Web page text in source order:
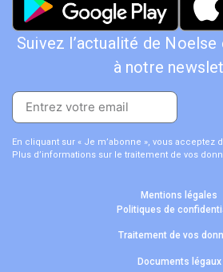
Suivez l’actualité de
à notre
En cliquant sur « Je m’abonne », vous acceptez
Plus d’informations sur le traitement de vos
Mentions légales
Politiques de
Traitement de vos
Documents légaux